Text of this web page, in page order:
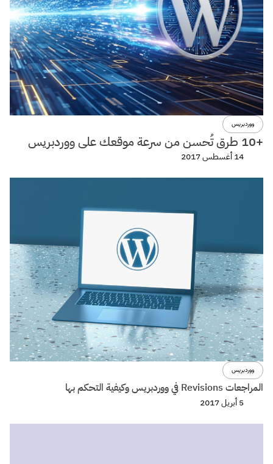
ووردبريس
+10 طرق تُحسن من سرعة موقعك على ووردبريس
14 أغسطس 2017
ووردبريس
المراجعات Revisions في ووردبريس وكيفية التحكم بها
5 أبريل 2017